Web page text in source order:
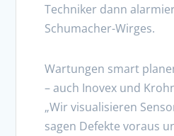
Techniker dann
Schumacher-Wirges.
Wartungen smart
– auch Inovex und
„Wir visualisieren
sagen Defekte voraus